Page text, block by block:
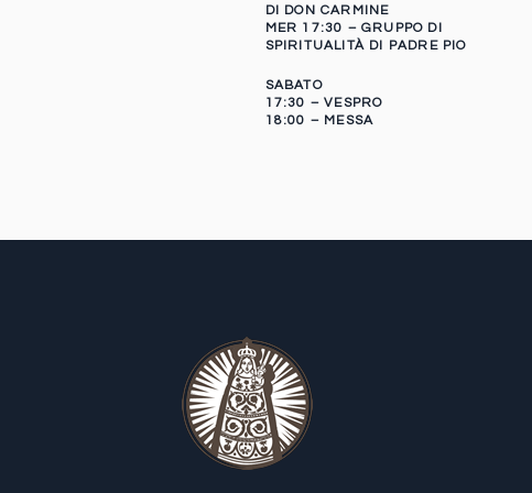
DI DON CARMINE
MER 17:30 – GRUPPO DI
SPIRITUALITÀ DI PADRE PIO
SABATO
17:30 – VESPRO
18:00 – MESSA